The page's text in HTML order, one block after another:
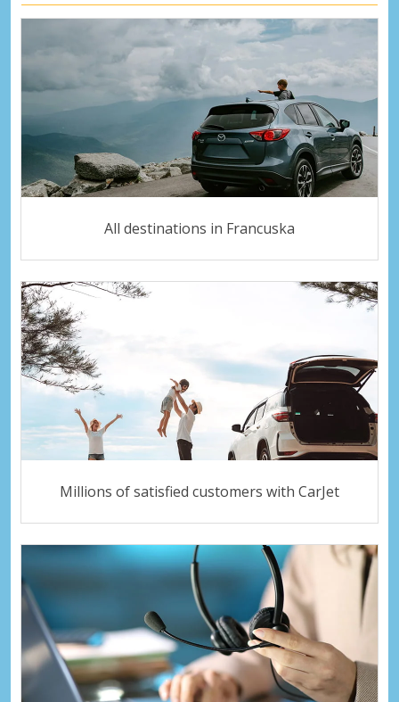
All destinations in Francuska
Millions of satisfied customers with CarJet